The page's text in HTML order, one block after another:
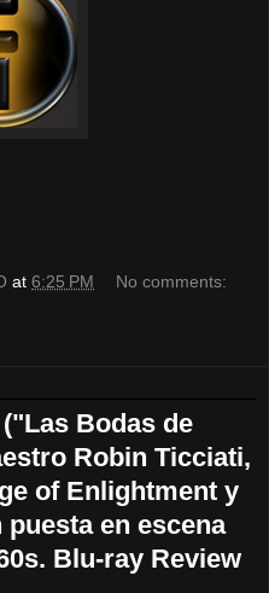
at 6:25 PM No comments:
Bodas de
Robin Ticciati,
of Enlightment y
en escena
Blu-ray Review